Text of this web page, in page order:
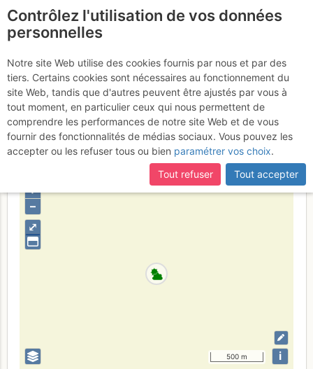
Pointe de Chalune : Par
la Combe du Foron
Mercredi 15
février 2017
Haute-Savoie
⤢
+
–
500 m i
Contrôlez l'utilisation de vos données
personnelles
Notre site Web utilise des cookies fournis par nous et par des
tiers. Certains cookies sont nécessaires au fonctionnement du
site Web, tandis que d'autres peuvent être ajustés par vous à
tout moment, en particulier ceux qui nous permettent de
comprendre les performances de notre site Web et de vous
fournir des fonctionnalités de médias sociaux. Vous pouvez les
accepter ou les refuser tous ou bien paramétrer vos choix.
Tout refuser
Tout accepter